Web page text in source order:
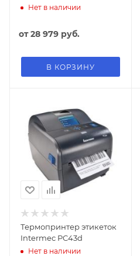
Нет в наличии
от28 979 руб.
В КОРЗИНУ
Термопринтер этикеток
Intermec PC43d
Нет в наличии